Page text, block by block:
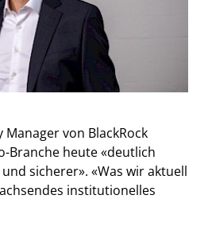
von BlackRock
Branche heute «deutlich
sicherer». «Was wir aktuell
institutionelles